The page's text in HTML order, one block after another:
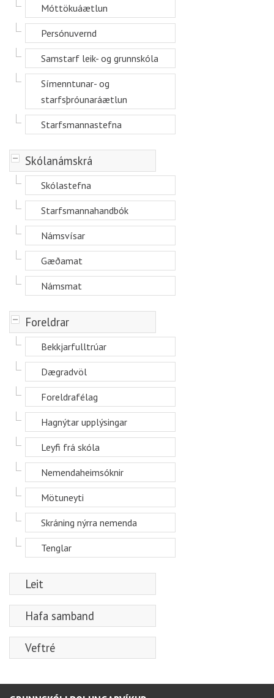
Móttökuáætlun
Persónuvernd
Samstarf leik- og grunnskóla
Símenntunar- og
starfsþróunaráætlun
Starfsmannastefna
-Skólanámskrá
Skólastefna
Starfsmannahandbók
Námsvísar
Gæðamat
Námsmat
-Foreldrar
Bekkjarfulltrúar
Dægradvöl
Foreldrafélag
Hagnýtar upplýsingar
Leyfi frá skóla
Nemendaheimsóknir
Mötuneyti
Skráning nýrra nemenda
Tenglar
Leit
Hafa samband
Veftré